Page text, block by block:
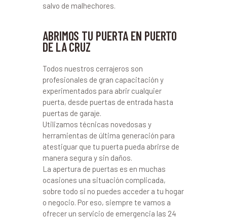
salvo de malhechores.
ABRIMOS TU PUERTA EN PUERTO
DE LA CRUZ
Todos nuestros cerrajeros son
profesionales de gran capacitación y
experimentados para abrir cualquier
puerta, desde puertas de entrada hasta
puertas de garaje.
Utilizamos técnicas novedosas y
herramientas de última generación para
atestiguar que tu puerta pueda abrirse de
manera segura y sin daños.
La apertura de puertas es en muchas
ocasiones una situación complicada,
sobre todo si no puedes acceder a tu hogar
o negocio. Por eso, siempre te vamos a
ofrecer un servicio de emergencia las 24